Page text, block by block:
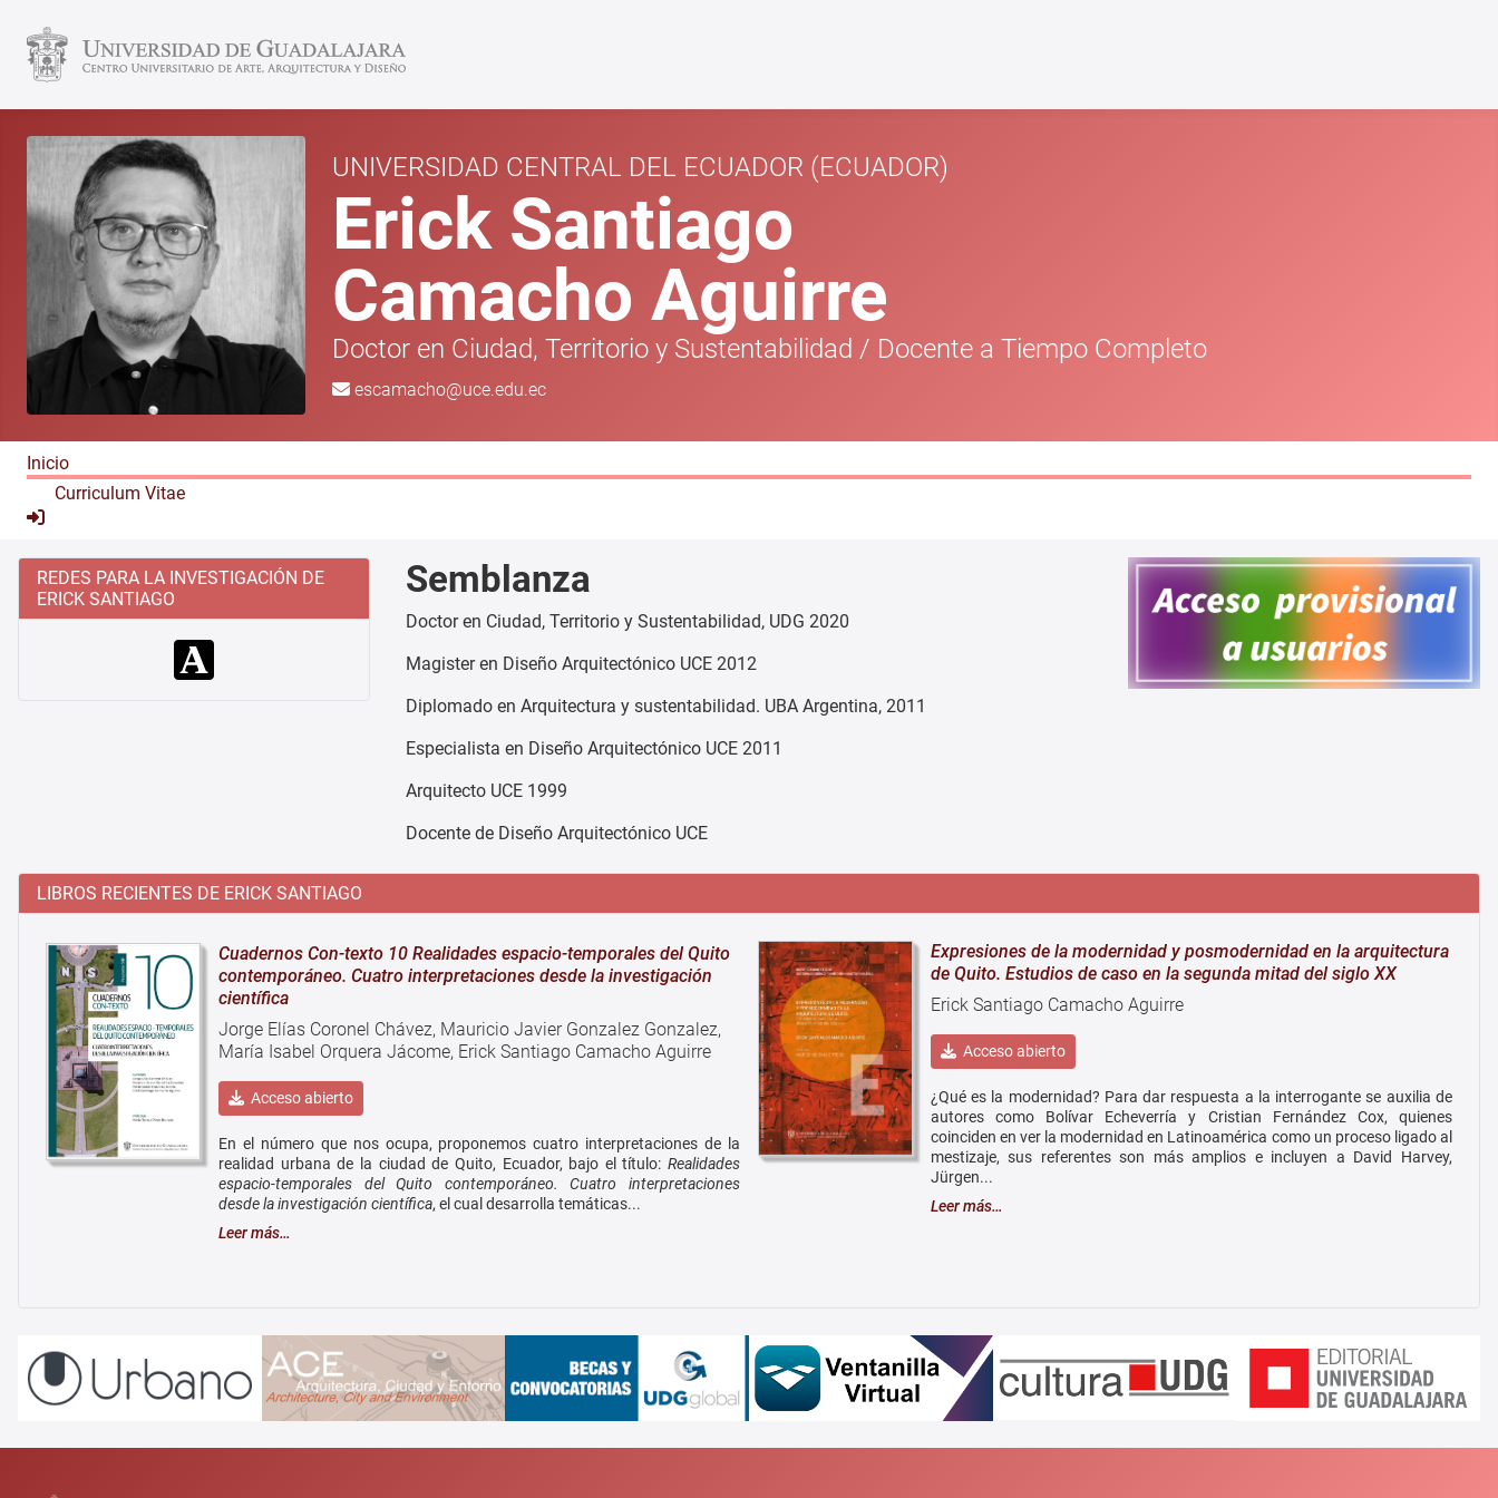
UNIVERSIDAD CENTRAL DEL ECUADOR (ECUADOR)
Erick Santiago
Camacho Aguirre
Doctor en Ciudad, Territorio y Sustentabilidad / Docente a Tiempo Completo
escamacho@uce.edu.ec
Inicio
Curriculum Vitae
REDES PARA LA INVESTIGACIÓN DE
ERICK SANTIAGO
Semblanza
Doctor en Ciudad, Territorio y Sustentabilidad, UDG 2020
Magister en Diseño Arquitectónico UCE 2012
Diplomado en Arquitectura y sustentabilidad. UBA Argentina, 2011
Especialista en Diseño Arquitectónico UCE 2011
Arquitecto UCE 1999
Docente de Diseño Arquitectónico UCE
LIBROS RECIENTES DE ERICK SANTIAGO
Cuadernos Con-texto 10 Realidades espacio-temporales del Quito
contemporáneo. Cuatro interpretaciones desde la investigación
científica
Jorge Elías Coronel Chávez, Mauricio Javier Gonzalez Gonzalez,
María Isabel Orquera Jácome, Erick Santiago Camacho Aguirre
Acceso abierto
En el número que nos ocupa, proponemos cuatro interpretaciones de la
realidad urbana de la ciudad de Quito, Ecuador, bajo el título: Realidades
espacio-temporales del Quito contemporáneo. Cuatro interpretaciones
desde la investigación científica, el cual desarrolla temáticas...
Leer más…
Expresiones de la modernidad y posmodernidad en la arquitectura
de Quito. Estudios de caso en la segunda mitad del siglo XX
Erick Santiago Camacho Aguirre
Acceso abierto
¿Qué es la modernidad? Para dar respuesta a la interrogante se auxilia de
autores como Bolívar Echeverría y Cristian Fernández Cox, quienes
coinciden en ver la modernidad en Latinoamérica como un proceso ligado al
mestizaje, sus referentes son más amplios e incluyen a David Harvey,
Jürgen...
Leer más…